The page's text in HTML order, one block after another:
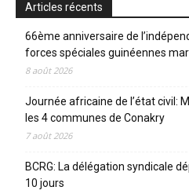
Articles récents
66ème anniversaire de
forces spéciales guinéennes
8 août 2026
Journée africaine de l’état civil:
les 4 communes de Conakry
7 août 2026
BCRG: La délégation syndicale
10 jours